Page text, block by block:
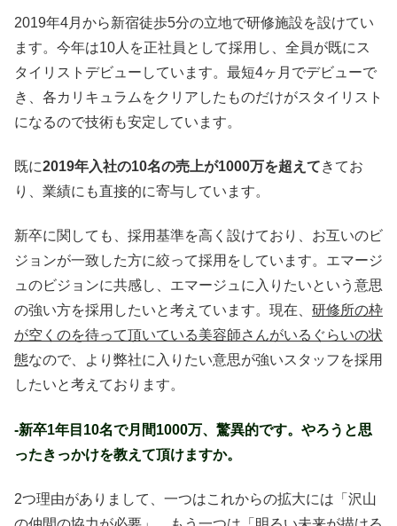
2019年4月から新宿徒歩5分の立地で研修施設を設けてい
ます。今年は10人を正社員として採用し、全員が既にス
タイリストデビューしています。最短4ヶ月でデビューで
き、各カリキュラムをクリアしたものだけがスタイリスト
になるので技術も安定しています。
既に2019年入社の10名の売上が1000万を超えてきてお
り、業績にも直接的に寄与しています。
新卒に関しても、採用基準を高く設けており、お互いのビ
ジョンが一致した方に絞って採用をしています。エマージ
ュのビジョンに共感し、エマージュに入りたいという意思
の強い方を採用したいと考えています。現在、 研修所の枠
が空くのを待って頂いている美容師さんがいるぐらいの状
態なので、より弊社に入りたい意思が強いスタッフを採用
したいと考えております。
-新卒1年目10名で月間1000万、驚異的です。やろうと思
ったきっかけを教えて頂けますか。
2つ理由がありまして、一つはこれからの拡大には「沢山